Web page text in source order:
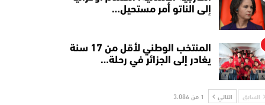
إلى الناتو أمر مستحيل…
المنتخب الوطني لأقل من 17 سنة
يغادر إلى الجزائر في رحلة…
السابق التالي 1 من 3٬086